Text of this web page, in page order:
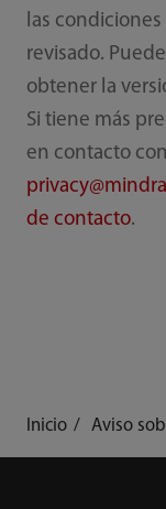
las
revisado.
obtener la
Si tiene más
en contacto
de contacto.
Inicio Aviso